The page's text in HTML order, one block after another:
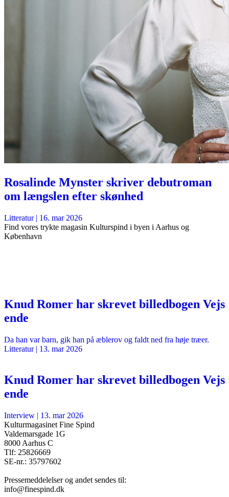
Rosalinde Mynster skriver debutroman
om længslen efter skønhed
Litteratur| 16. mar 2026
Find vores trykte magasin Kulturspind i byen i Aarhus og
København
Knud Romer har skrevet billedbogen Vejs
ende
Da han var barn, gik han på æblerov og faldt ned fra høje træer.
Litteratur| 13. mar 2026
Knud Romer har skrevet billedbogen Vejs
ende
Interview | 13. mar 2026
Kulturmagasinet Fine Spind
Valdemarsgade 1G
8000 Aarhus C
Tlf: 25826669
SE-nr.: 35797602
Pressemeddelelser og andet sendes til:
info@finespind.dk